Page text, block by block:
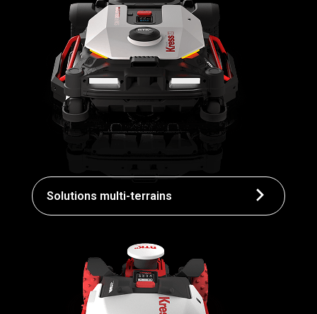
Solutions multi-terrains